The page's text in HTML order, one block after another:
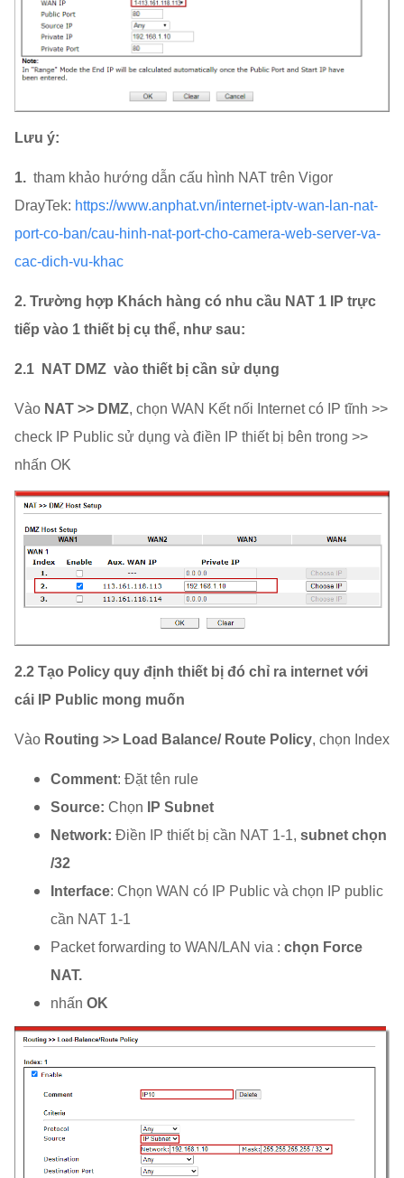
Lưu ý:
1. tham khảo hướng dẫn cấu hình NAT trên Vigor
DrayTek: https://www.anphat.vn/internet-iptv-wan-lan-nat-
port-co-ban/cau-hinh-nat-port-cho-camera-web-server-va-
cac-dich-vu-khac
2. Trường hợp Khách hàng có nhu cầu NAT 1 IP trực
tiếp vào 1 thiết bị cụ thể, như sau:
2.1 NAT DMZ vào thiết bị cần sử dụng
Vào NAT >> DMZ, chọn WAN Kết nối Internet có IP tĩnh >>
check IP Public sử dụng và điền IP thiết bị bên trong >>
nhấn OK
2.2 Tạo Policy quy định thiết bị đó chỉ ra internet với
cái IP Public mong muốn
Vào Routing >> Load Balance/ Route Policy, chọn Index
Comment: Đặt tên rule
Source: Chọn
IP Subnet
Network: Điền IP thiết bị cần NAT 1-1, subnet chọn
/32
Interface: Chọn WAN có IP Public và chọn IP public
cần NAT 1-1
Packet forwarding to WAN/LAN via : chọn Force
NAT.
nhấn OK